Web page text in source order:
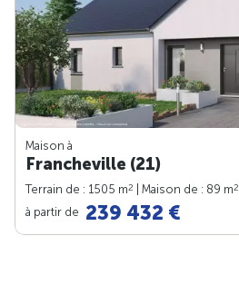
Maison à
Francheville (21)
Terrain de : 1505 m2 | Maison de : 89 m2
à partir de 239 432 €